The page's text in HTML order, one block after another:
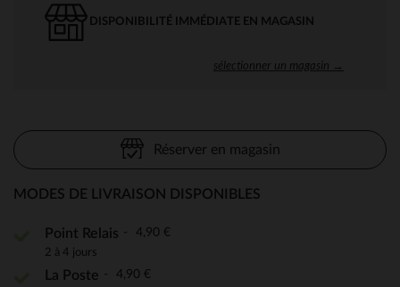
DISPONIBILITÉ IMMÉDIATE EN MAGASIN
sélectionner un magasin →
Réserver en magasin
MODES DE LIVRAISON DISPONIBLES
Point Relais 4,90 €
2 à 4 jours
La Poste 4,90 €